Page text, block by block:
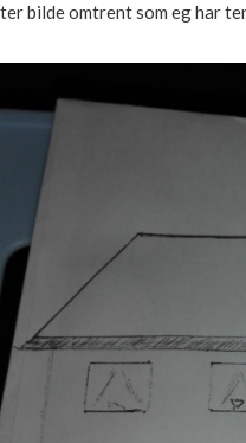
bilde omtrent som eg har